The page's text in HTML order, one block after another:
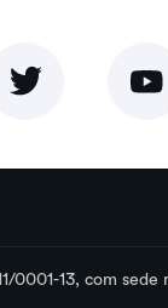
13, com sede